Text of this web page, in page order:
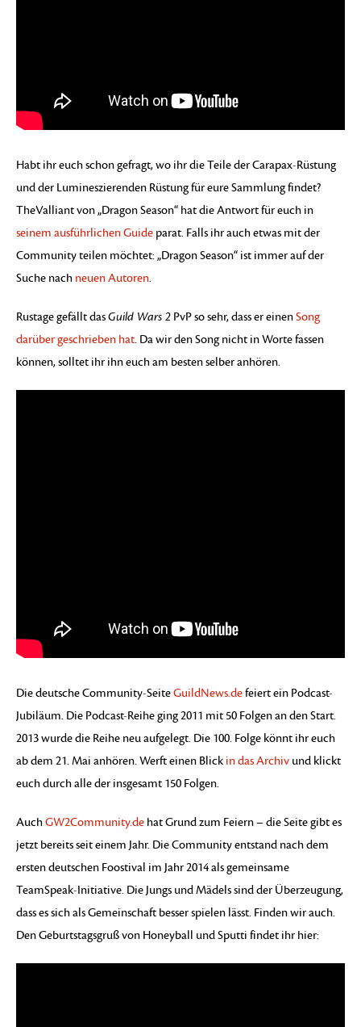
Habt ihr euch schon gefragt, wo ihr die Teile der Carapax-Rüstung
und der Lumineszierenden Rüstung für eure Sammlung findet?
TheValliant von „Dragon Season“ hat die Antwort für euch in
seinem ausführlichen Guide parat. Falls ihr auch etwas mit der
Community teilen möchtet: „Dragon Season“ ist immer auf der
Suche nach neuen Autoren.
Rustage gefällt dasGuild Wars 2 PvP so sehr, dass er einenSong
darüber geschrieben hat. Da wir den Song nicht in Worte fassen
können, solltet ihr ihn euch am besten selber anhören.
Die deutsche Community-SeiteGuildNews.defeiertein Podcast-
Jubiläum. Die Podcast-Reihe ging 2011 mit 50 Folgen an den Start.
2013 wurde die Reihe neu aufgelegt. Die 100. Folge könnt ihr euch
ab dem 21. Mai anhören. Werft einen Blick in das Archiv und klickt
euch durch alle der insgesamt 150 Folgen.
AuchGW2Community.de hat Grund zum Feiern – die Seite gibt es
jetzt bereits seit einem Jahr. Die Community entstand nach dem
ersten deutschen Foostival im Jahr 2014 als gemeinsame
TeamSpeak-Initiative. Die Jungs und Mädels sind der Überzeugung,
dass es sich als Gemeinschaft besser spielen lässt. Finden wir auch.
Den Geburtstagsgruß von Honeyball und Sputti findet ihr hier: